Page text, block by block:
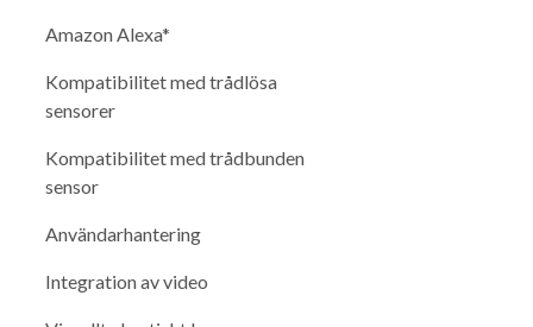
Amazon Alexa*
Kompatibilitet med trådlösa
sensorer
Kompatibilitet med trådbunden
sensor
Användarhantering
Integration av video